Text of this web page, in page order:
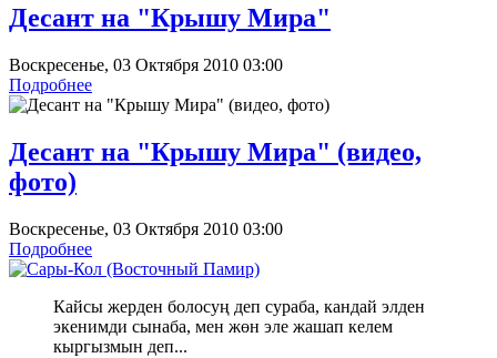
Десант на "Крышу Мира"
Воскресенье, 03 Октября 2010 03:00
Подробнее
Десант на "Крышу Мира" (видео,
фото)
Воскресенье, 03 Октября 2010 03:00
Подробнее
Кайсы жерден болосуң деп сураба, кандай элден
экенимди сынаба, мен жөн эле жашап келем
кыргызмын деп...